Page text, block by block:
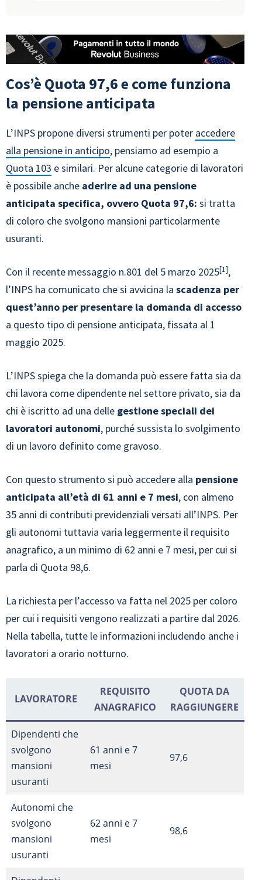
Cos’è Quota 97,6 e come funziona
la pensione anticipata
L’INPS propone diversi strumenti per poter accedere
alla pensione in anticipo, pensiamo ad esempio a
Quota 103 e similari. Per alcune categorie di lavoratori
è possibile anche aderire ad una pensione
anticipata specifica, ovvero Quota 97,6: si tratta
di coloro che svolgono mansioni particolarmente
usuranti.
Con il recente messaggio n.801 del 5 marzo 2025 1 ,
l’INPS ha comunicato che si avvicina la scadenza per
quest’anno per presentare la domanda di accesso
a questo tipo di pensione anticipata, fissata al 1
maggio 2025.
L’INPS spiega che la domanda può essere fatta sia da
chi lavora come dipendente nel settore privato, sia da
chi è iscritto ad una delle gestione speciali dei
lavoratori autonomi, purché sussista lo svolgimento
di un lavoro definito come gravoso.
Con questo strumento si può accedere alla pensione
anticipata all’età di 61 anni e 7 mesi, con almeno
35 anni di contributi previdenziali versati all’INPS. Per
gli autonomi tuttavia varia leggermente il requisito
anagrafico, a un minimo di 62 anni e 7 mesi, per cui si
parla di Quota 98,6.
La richiesta per l’accesso va fatta nel 2025 per coloro
per cui i requisiti vengono realizzati a partire dal 2026.
Nella tabella, tutte le informazioni includendo anche i
lavoratori a orario notturno.
LAVORATORE
REQUISITO
ANAGRAFICO
QUOTA DA
RAGGIUNGERE
Dipendenti che
svolgono
mansioni
usuranti
61 anni e 7
mesi
97,6
Autonomi che
svolgono
mansioni
usuranti
62 anni e 7
mesi
98,6